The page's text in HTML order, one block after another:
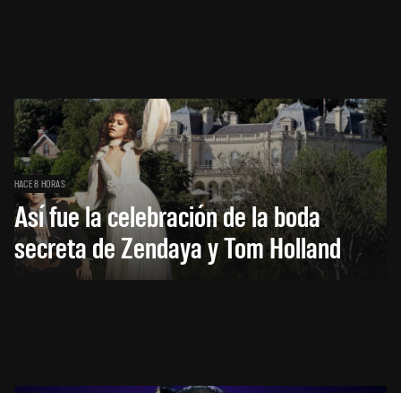
HACE 8 HORAS
Así fue la celebración de la boda
secreta de Zendaya y Tom Holland